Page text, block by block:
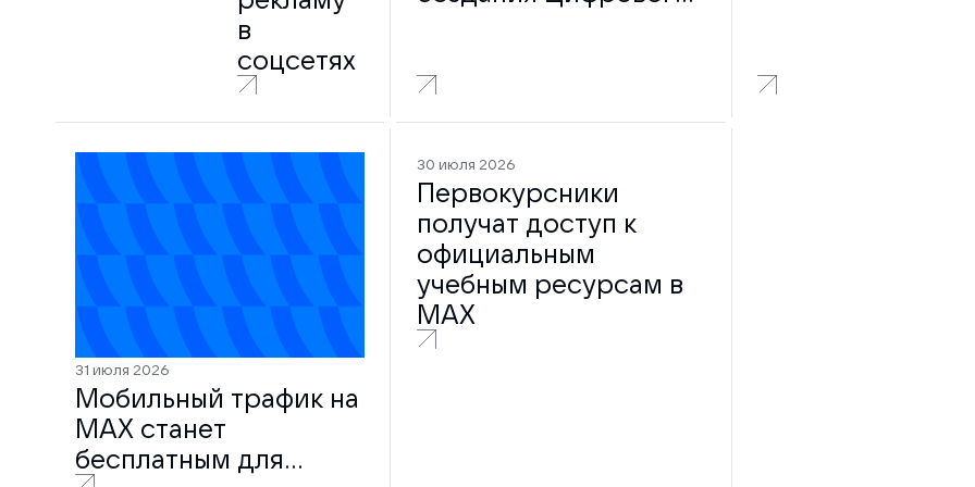
в
соцсетях
31 июля 2026
Мобильный трафик на
MAX станет
бесплатным для
30 июля 2026
Первокурсники
получат доступ к
официальным
учебным ресурсам в
MAX